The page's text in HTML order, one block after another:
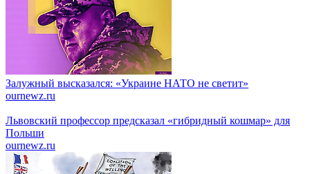
Залужный высказался: «Украине НАТО не светит»
ournewz.ru
Львовский профессор предсказал «гибридный кошмар» для
Польши
ournewz.ru